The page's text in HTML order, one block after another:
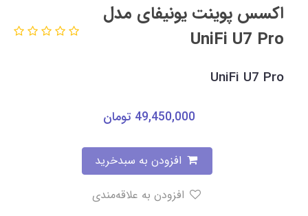
اکسس پوینت یونیفای مدل
UniFi U7 Pro
UniFi U7 Pro
49,450,000 تومان